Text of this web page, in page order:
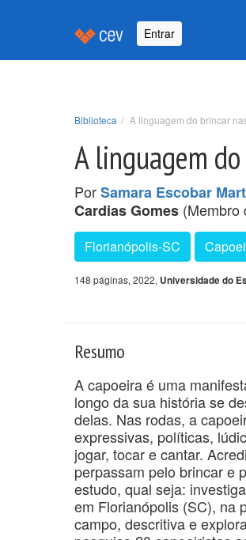
Entrar
Biblioteca A linguagem do brincar
A linguagem
PorSamara Escobar
Cardias Gomes (Membro
Florianópolis-SC
148 páginas, 2022, Universidade do
Resumo
A capoeira é uma
longo da sua história se
delas. Nas rodas, a
expressivas, políticas,
jogar, tocar e cantar.
perpassam pelo brincar e
estudo, qual seja:
em Florianópolis (SC), na
campo, descritiva e